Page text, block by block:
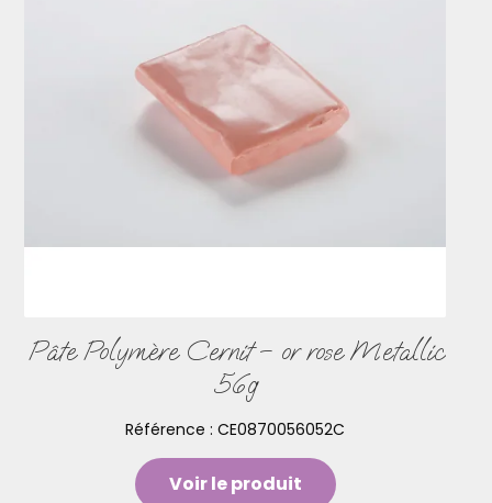
Pâte Polymère Cernit – or rose Metallic
56g
Référence : CE0870056052C
Voir le produit